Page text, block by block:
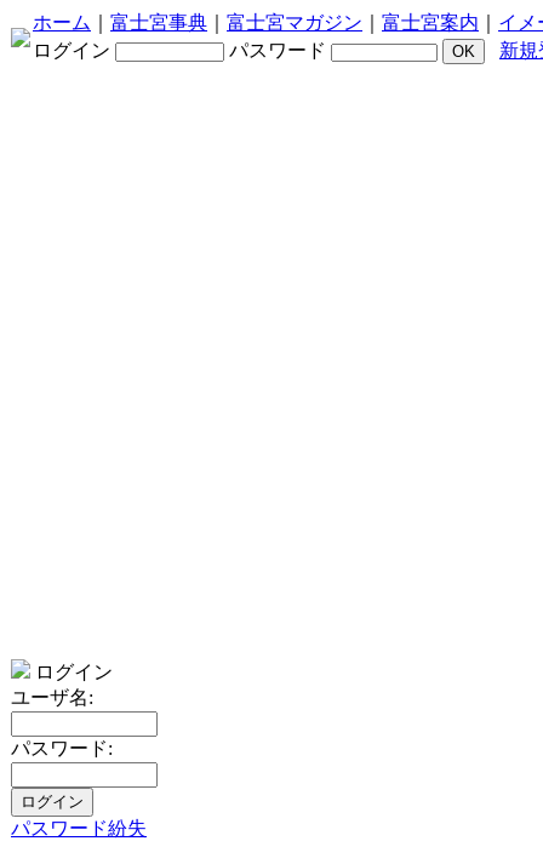
ホーム 富士宮事典 富士宮マガジン 富士宮案内
イメ
ログイン
パスワード 新規
ログイン
ユーザ名:
パスワード:
パスワード紛失